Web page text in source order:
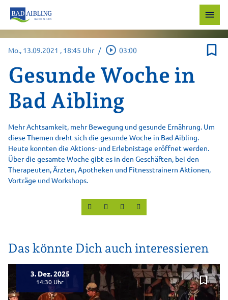
menu
Mo., 13.09.2021 , 18:45 Uhr / play_circle_outline 03:00 bookmark_border
Gesunde Woche in
Bad Aibling
Mehr Achtsamkeit, mehr Bewegung und gesunde Ernährung. Um
diese Themen dreht sich die gesunde Woche in Bad Aibling.
Heute konnten die Aktions- und Erlebnistage eröffnet werden.
Über die gesamte Woche gibt es in den Geschäften, bei den
Therapeuten, Ärzten, Apotheken und Fitnesstrainern Aktionen,
Vorträge und Workshops.
Das könnte Dich auch interessieren
bookmark_border
3. Dez. 2025
14:30